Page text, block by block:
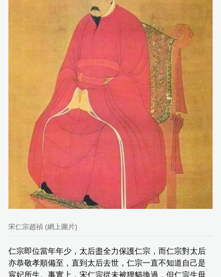
宋仁宗趙禎 (網上圖片)
仁宗即位當年年少，太后盡全力保護仁宗，而仁宗對太后
亦恭敬孝順備至，直到太后去世，仁宗一直不知道自己是
宸妃所生。事實上，宋仁宗從未被狸貓換過，但仁宗生母